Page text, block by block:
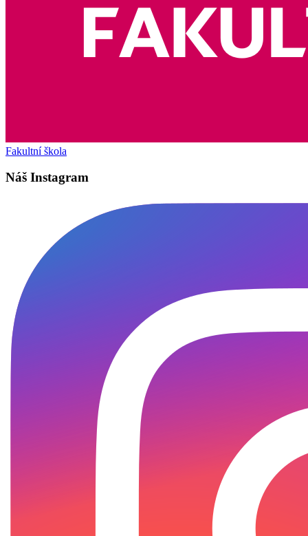
Fakultní škola
Náš Instagram